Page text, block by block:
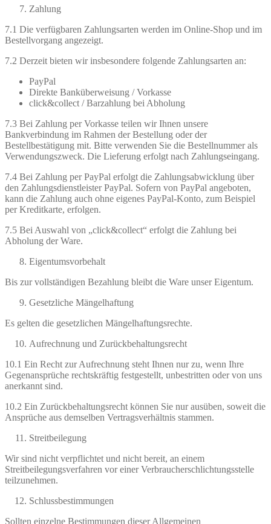
Zahlung
7.1 Die verfügbaren Zahlungsarten werden im Online-Shop und im
Bestellvorgang angezeigt.
7.2 Derzeit bieten wir insbesondere folgende Zahlungsarten an:
PayPal
Direkte Banküberweisung / Vorkasse
click&collect / Barzahlung bei Abholung
7.3 Bei Zahlung per Vorkasse teilen wir Ihnen unsere
Bankverbindung im Rahmen der Bestellung oder der
Bestellbestätigung mit. Bitte verwenden Sie die Bestellnummer als
Verwendungszweck. Die Lieferung erfolgt nach Zahlungseingang.
7.4 Bei Zahlung per PayPal erfolgt die Zahlungsabwicklung über
den Zahlungsdienstleister PayPal. Sofern von PayPal angeboten,
kann die Zahlung auch ohne eigenes PayPal-Konto, zum Beispiel
per Kreditkarte, erfolgen.
7.5 Bei Auswahl von „click&collect“ erfolgt die Zahlung bei
Abholung der Ware.
Eigentumsvorbehalt
Bis zur vollständigen Bezahlung bleibt die Ware unser Eigentum.
Gesetzliche Mängelhaftung
Es gelten die gesetzlichen Mängelhaftungsrechte.
Aufrechnung und Zurückbehaltungsrecht
10.1 Ein Recht zur Aufrechnung steht Ihnen nur zu, wenn Ihre
Gegenansprüche rechtskräftig festgestellt, unbestritten oder von uns
anerkannt sind.
10.2 Ein Zurückbehaltungsrecht können Sie nur ausüben, soweit die
Ansprüche aus demselben Vertragsverhältnis stammen.
Streitbeilegung
Wir sind nicht verpflichtet und nicht bereit, an einem
Streitbeilegungsverfahren vor einer Verbraucherschlichtungsstelle
teilzunehmen.
Schlussbestimmungen
Sollten einzelne Bestimmungen dieser Allgemeinen